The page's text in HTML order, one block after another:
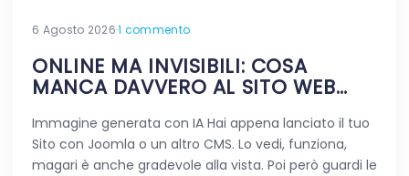
6 Agosto 2026·1 commento
ONLINE MA INVISIBILI: COSA
MANCA DAVVERO AL SITO WEB
Immagine generata con IA Hai appena lanciato il tuo
Sito con Joomla o un altro CMS. Lo vedi, funziona,
magari è anche gradevole alla vista. Poi però guardi le